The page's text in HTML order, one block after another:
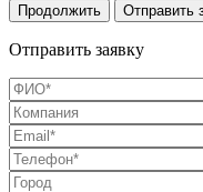
Продолжить Отправить
Отправить заявку